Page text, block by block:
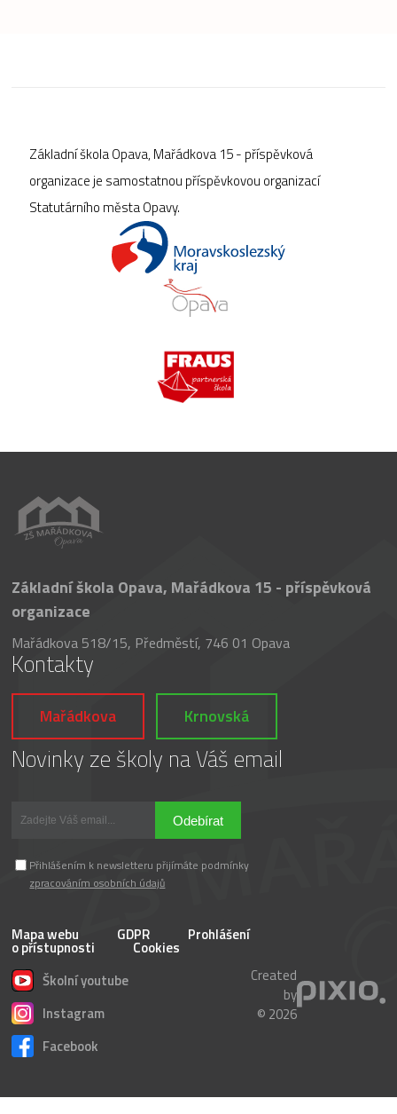
Základní škola Opava, Mařádkova 15 - příspěvková
organizace je samostatnou příspěvkovou organizací
Statutárního města Opavy.
Základní škola Opava, Mařádkova 15 - příspěvková
organizace
Mařádkova 518/15, Předměstí, 746 01 Opava
Kontakty
Mařádkova Krnovská
Novinky ze školy na Váš email
Odebírat
Přihlášením k newsletteru přijímáte podmínky
zpracováním osobních údajů
Mapa webu GDPR Prohlášení
o přístupnosti
Cookies
Školní youtube
Instagram
Facebook
Created
by
© 2026